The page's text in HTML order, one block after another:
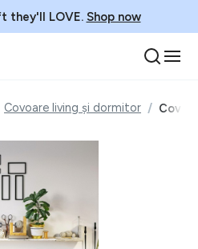
they'll LOVE. Shop now
Covoare living și dormitor